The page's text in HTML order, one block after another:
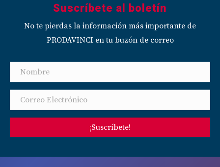
Suscríbete al boletín
No te pierdas la información más importante de
PRODAVINCI en tu buzón de correo
¡Suscríbete!